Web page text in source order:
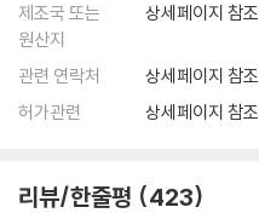
제조국 또는
원산지
상세페이지 참조
관련 연락처
상세페이지 참조
허가관련
상세페이지 참조
리뷰/한줄평 423